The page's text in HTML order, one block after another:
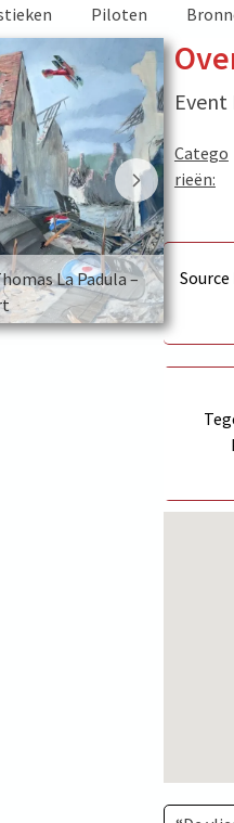
Piloten
La Padula –
Event
Catego
rieën:
Source